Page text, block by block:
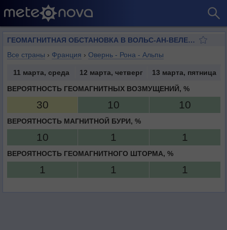
ГЕОМАГНИТНАЯ ОБСТАНОВКА В ВОЛЬС-АН-ВЕЛЕНЕ
Все страны › Франция › Овернь - Рона - Альпы
11 марта, среда 12 марта, четверг
13 марта, пятница
ВЕРОЯТНОСТЬ ГЕОМАГНИТНЫХ ВОЗМУЩЕНИЙ, %
30 10 10
ВЕРОЯТНОСТЬ МАГНИТНОЙ БУРИ, %
10 1 1
ВЕРОЯТНОСТЬ ГЕОМАГНИТНОГО ШТОРМА, %
1 1 1